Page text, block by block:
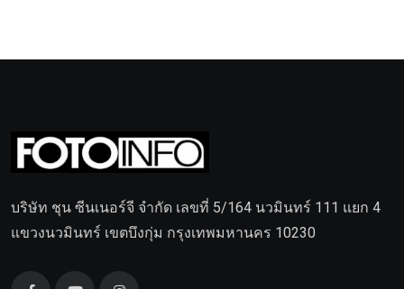
บริษัท ชุน ซีนเนอร์จี จำกัด เลขที่ 5/164 นวมินทร์ 111 แยก 4
แขวงนวมินทร์ เขตบึงกุ่ม กรุงเทพมหานคร 10230